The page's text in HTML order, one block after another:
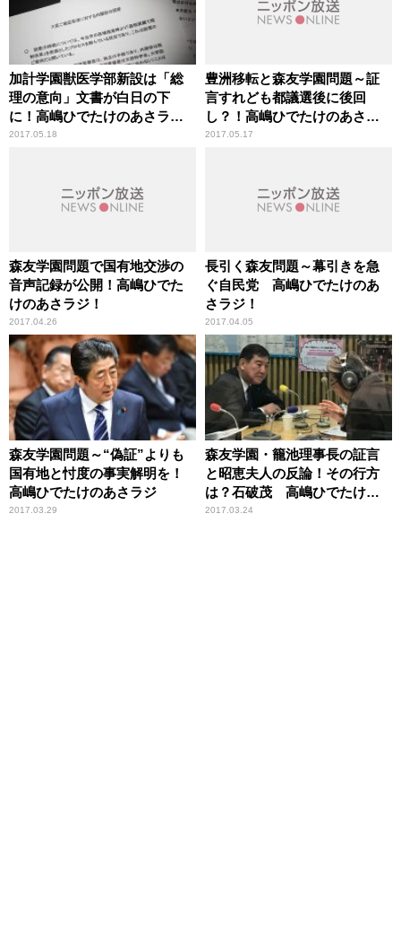
加計学園獣医学部新設は「総
理の意向」文書が白日の下
に！高嶋ひでたけのあさラ
ジ！
2017.05.18
豊洲移転と森友学園問題～証
言すれども都議選後に後回
し？！高嶋ひでたけのあさラ
ジ！
2017.05.17
森友学園問題で国有地交渉の
音声記録が公開！高嶋ひでた
けのあさラジ！
2017.04.26
長引く森友問題～幕引きを急
ぐ自民党 高嶋ひでたけのあ
さラジ！
2017.04.05
森友学園問題～“偽証”よりも
国有地と忖度の事実解明を！
高嶋ひでたけのあさラジ
2017.03.29
森友学園・籠池理事長の証言
と昭恵夫人の反論！その行方
は？石破茂 高嶋ひでたけの
あさラジ！
2017.03.24